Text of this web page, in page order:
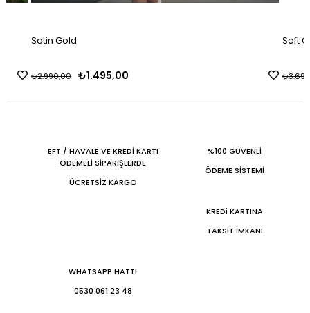
Satin Gold
₺1.495,00
₺2.990,00
Soft
EFT / HAVALE VE KREDİ KARTI
ÖDEMELİ SİPARİŞLERDE
ÜCRETSİZ KARGO
%100 GÜVENLİ
ÖDEME SİSTEMİ
KREDi KARTINA
TAKSiT İMKANI
WHATSAPP HATTI
0530 061 23 48